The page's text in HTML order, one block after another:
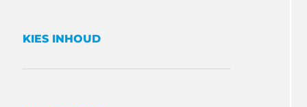
KIES INHOUD